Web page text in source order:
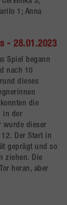
3;
1; Anna
- 28.01.2023
Spiel begann
nach 10
dieses
die
in der
wurde dieser
Der Start in
geprägt und so
ziehen. Die
heran, aber